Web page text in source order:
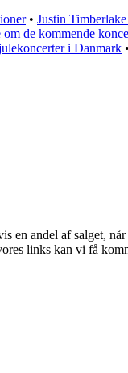
• Justin
de kommende
i Danmark •
en andel af salget,
links kan vi få